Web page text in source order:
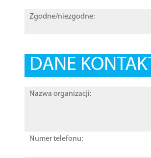
Zgodne/niezgodne:
DANE
Nazwa organizacji:
Numer telefonu: